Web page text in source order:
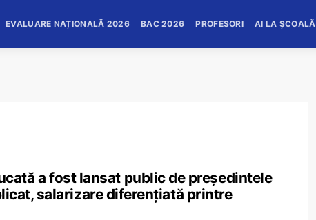
EVALUARE NAȚIONALĂ 2026 BAC 2026 PROFESORI AI LA ȘCOALĂ
a fost lansat public de președintele
salarizare diferențiată printre